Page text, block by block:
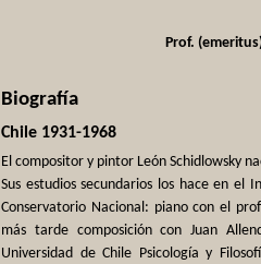
Prof.
Biografía
Chile 1931-1968
El compositor y pintor León Schidlowsky
Sus estudios secundarios los hace en el
Conservatorio Nacional: piano con el
más tarde composición con Juan
Universidad de Chile Psicología y